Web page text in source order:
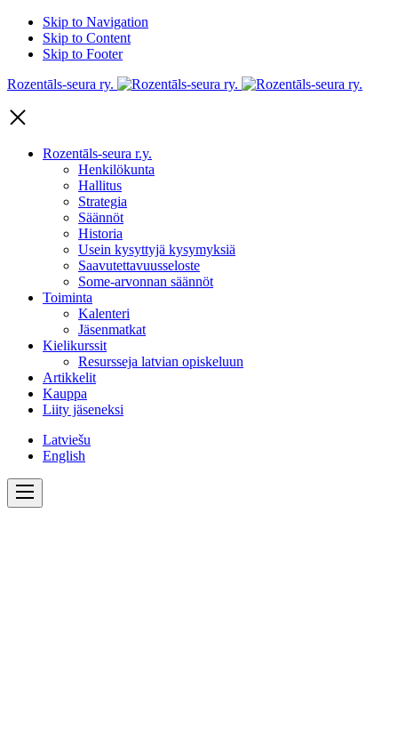
Skip to Navigation
Skip to Content
Skip to Footer
Rozentāls-seura ry.
Rozentāls-seura r.y.
Henkilökunta
Hallitus
Strategia
Säännöt
Historia
Usein kysyttyjä kysymyksiä
Saavutettavuusseloste
Some-arvonnan säännöt
Toiminta
Kalenteri
Jäsenmatkat
Kielikurssit
Resursseja latvian opiskeluun
Artikkelit
Kauppa
Liity jäseneksi
Latviešu
English